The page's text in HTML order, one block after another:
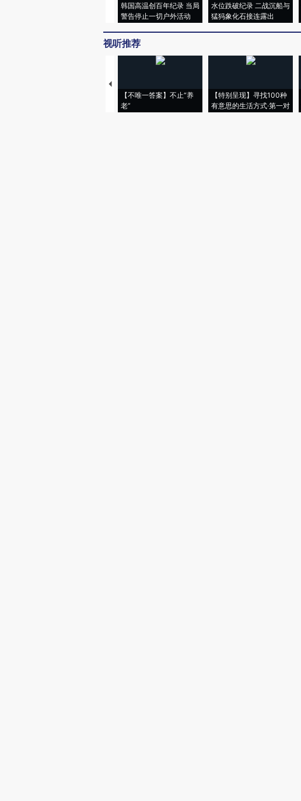
韩国高温创百年纪录 当局
警告停止一切户外活动
水位跌破纪录 二战沉船与
猛犸象化石接连露出
视听推荐
【不唯一答案】不止“养
老”
【特别呈现】寻找100种
有意思的生活方式·第一对